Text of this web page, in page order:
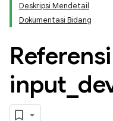
Deskripsi Mendetail
Dokumentasi Bidang
input